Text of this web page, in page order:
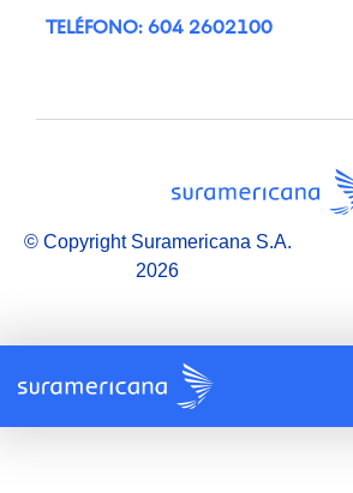
TELÉFONO: 604 2602100
© Copyright Suramericana S.A.
2026